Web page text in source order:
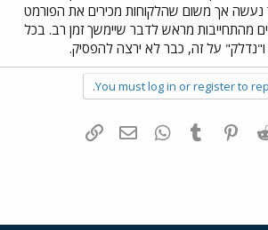
נעשה אך משום שהלקוחות מכירים את הפורמט
מהתחייבות מראש לדבר שיימשך זמן רב. בכל
על זה, כבר לא ירצה להפסיק.
You must log in or register to
Reddit
Pinterest
Tumblr
WhatsAppדואר אלקטרוני